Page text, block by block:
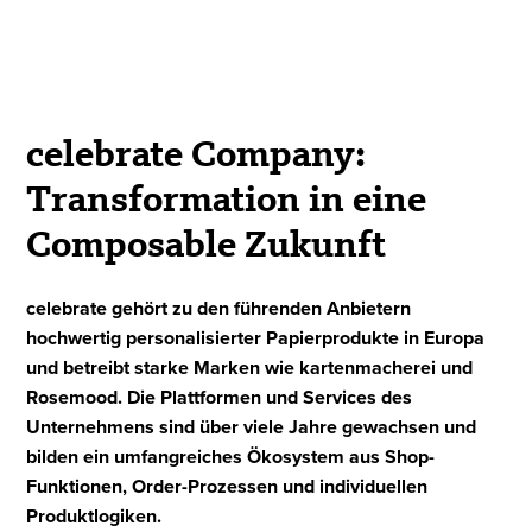
celebrate Company:
Transformation in eine
Composable Zukunft
celebrate gehört zu den führenden Anbietern
hochwertig personalisierter Papierprodukte in Europa
und betreibt starke Marken wie kartenmacherei und
Rosemood. Die Plattformen und Services des
Unternehmens sind über viele Jahre gewachsen und
bilden ein umfangreiches Ökosystem aus Shop-
Funktionen, Order-Prozessen und individuellen
Produktlogiken.